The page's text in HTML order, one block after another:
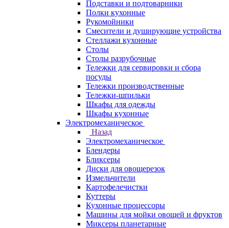
Подставки и подтоварники
Полки кухонные
Рукомойники
Смесители и душирующие устройства
Стеллажи кухонные
Столы
Столы разрубочные
Тележки для сервировки и сбора
посуды
Тележки производственные
Тележки-шпильки
Шкафы для одежды
Шкафы кухонные
Электромеханическое
Назад
Электромеханическое
Блендеры
Бликсеры
Диски для овощерезок
Измельчители
Картофелечистки
Куттеры
Кухонные процессоры
Машины для мойки овощей и фруктов
Миксеры планетарные